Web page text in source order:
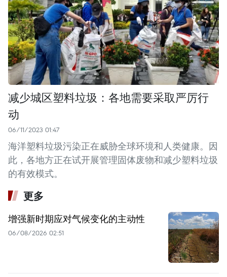
减少城区塑料垃圾：各地需要采取严厉行
动
06/11/2023 01:47
海洋塑料垃圾污染正在威胁全球环境和人类健康。因
此，各地方正在试开展管理固体废物和减少塑料垃圾
的有效模式。
更多
增强新时期应对气候变化的主动性
06/08/2026 02:51